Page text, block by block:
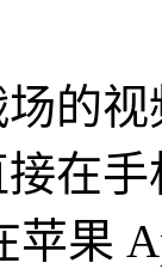
的
在
苹果